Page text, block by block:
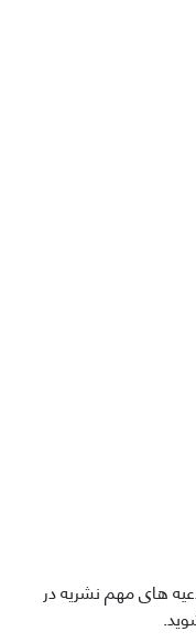
های مهم نشریه در